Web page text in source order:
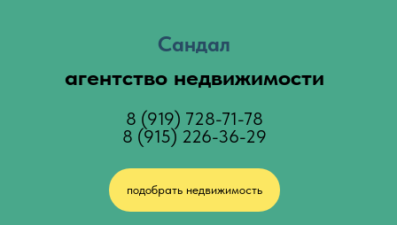
Сандал
агентство недвижимости
8 (919) 728-71-78
8 (915) 226-36-29
подобрать недвижимость